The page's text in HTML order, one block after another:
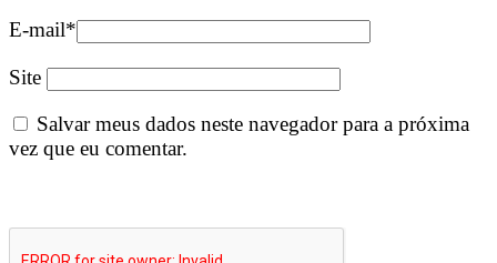
E-mail*
Site
Salvar meus dados neste navegador para a próxima
vez que eu comentar.